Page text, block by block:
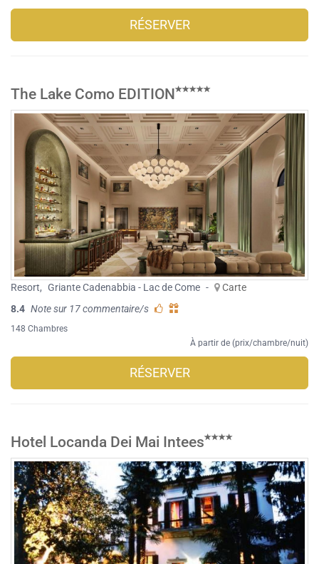
RÉSERVER
The Lake Como EDITION
Resort, Griante Cadenabbia - Lac de Come -
Carte
8.4 Note sur 17 commentaire/s
148 Chambres
À partir de (prix/chambre/nuit)
RÉSERVER
Hotel Locanda Dei Mai Intees